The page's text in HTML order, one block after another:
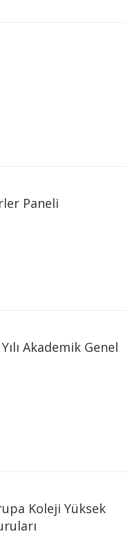
Paneli
Akademik Genel
Koleji Yüksek